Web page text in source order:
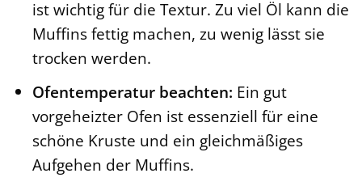
ist wichtig für die Textur. Zu viel Öl kann die
Muffins fettig machen, zu wenig lässt sie
trocken werden.
Ofentemperatur beachten: Ein gut
vorgeheizter Ofen ist essenziell für eine
schöne Kruste und ein gleichmäßiges
Aufgehen der Muffins.